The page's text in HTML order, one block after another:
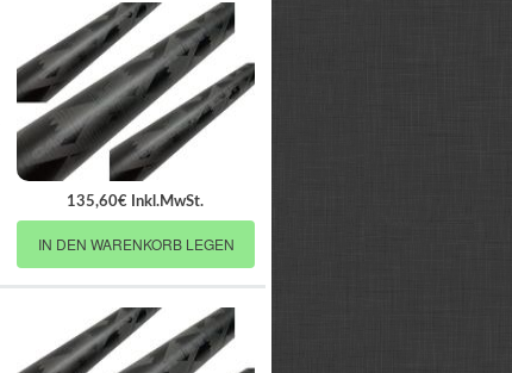
135,60€ Inkl.MwSt.
IN DEN WARENKORB LEGEN